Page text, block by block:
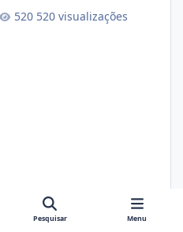
520 visualizações
Pesquisar Menu